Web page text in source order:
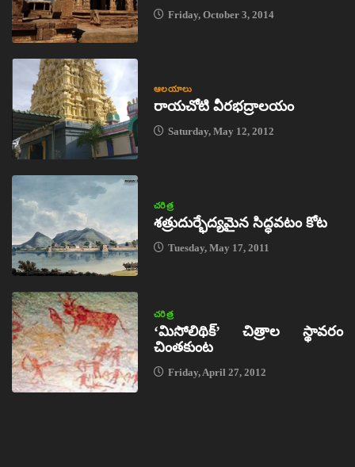
Friday, October 3, 2014
ఆలయాలు
రాయచోటి వీరభద్రాలయం
Saturday, May 12, 2012
చరిత్ర
శత్రుదుర్భేద్యమైన సిద్ధవటం కోట
Tuesday, May 17, 2011
చరిత్ర
‘మిసోలిథిక్‌’ చిత్రాల స్థావరం
చింతకుంట
Friday, April 27, 2012